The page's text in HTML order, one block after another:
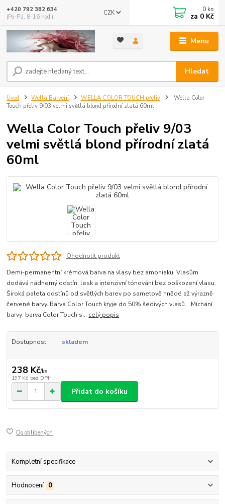
Menu
CZK
Hledat
+420 792 382 634
(Po-Pá, 8-16 hod.)
0 ks
za 0 Kč
Úvod Wella Barvení WELLA COLOR TOUCH přeliv
Wella Color
Touch přeliv 9/03 velmi světlá blond přírodní zlatá 60ml
Wella Color Touch přeliv 9/03
velmi světlá blond přírodní zlatá
60ml
Ohodnotit produkt
Demi-permanentní krémová barva na vlasy bez amoniaku. Vlasům
dodává nádherný odstín, lesk a intenzivní tónování bez poškození vlasu.
Široká paleta odstínů od světlých barev po sametově hnědé až výrazně
červené barvy. Barva Color Touch kryje do 50% šedivých vlasů. Míchání
barvy: barva Color Touch s... celý popis
Dostupnost skladem
238 Kč/ks
197 Kč bez DPH
Přidat do košíku
Do oblíbených
Kompletní specifikace
Hodnocení 0